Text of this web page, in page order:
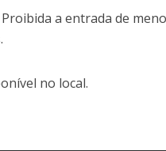
Proibida a entrada de
no local.